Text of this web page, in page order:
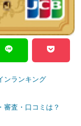
ンランキング
審査・口コミは？